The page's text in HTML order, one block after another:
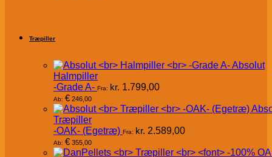
Træpiller
Absolut
Halmpiller
-Grade A- Fra: kr. 1.799,00
Ab: € 246,00
Træpiller
-OAK- (Egetræ) Fra: kr. 2.589,00
Ab: € 355,00